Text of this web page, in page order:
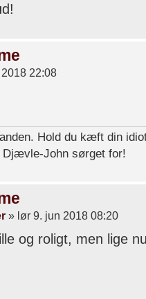
22:08
Hold du kæft din
Djævle-John sørget for!
» lør 9. jun 2018 08:20
og roligt, men lige